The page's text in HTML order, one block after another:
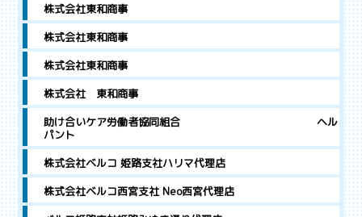
株式会社東和商事
株式会社東和商事
株式会社東和商事
株式会社 東和商事
助け合いケア労働者協同組合 ヘル
パント
株式会社ベルコ 姫路支社ハリマ代理店
株式会社ベルコ西宮支社 Neo西宮代理店